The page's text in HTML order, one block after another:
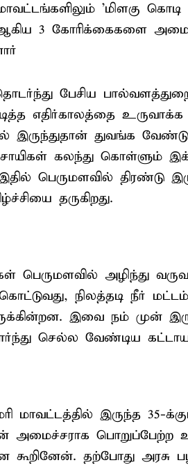
'மிளகு
3 கோரிக்கைகளை
பேசிய
எதிர்காலத்தை
இருந்துதான் துவங்க
கலந்து கொள்ளும்
பெருமளவில் திரண்டு
தருகிறது.
பெருமளவில் அழிந்து
நிலத்தடி நீர்
இவை நம் முன்
செல்ல வேண்டிய
மாவட்டத்தில் இருந்த
அமைச்சராக பொறுப்பேற்ற
கூறினேன். தற்போது